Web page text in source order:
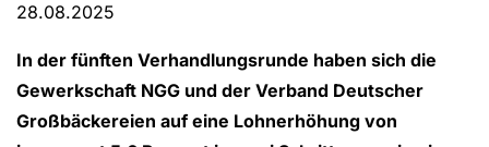
28.08.2025
In der fünften Verhandlungsrunde haben sich die
Gewerkschaft NGG und der Verband Deutscher
Großbäckereien auf eine Lohnerhöhung von